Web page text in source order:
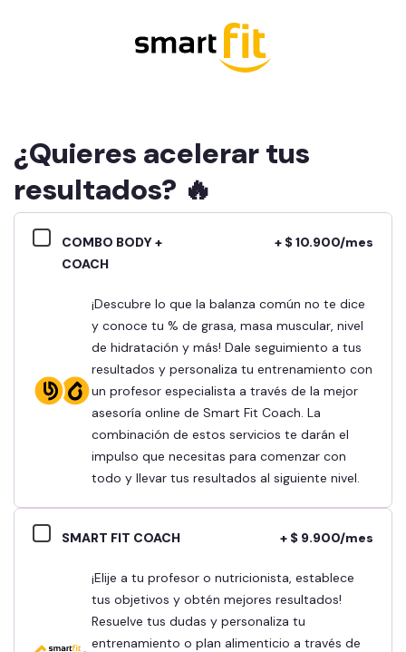
¿Quieres acelerar tus
resultados? 🔥
COMBO BODY +
COACH
+ $ 10.900/mes
¡Descubre lo que la balanza común no te dice
y conoce tu % de grasa, masa muscular, nivel
de hidratación y más! Dale seguimiento a tus
resultados y personaliza tu entrenamiento con
un profesor especialista a través de la mejor
asesoría online de Smart Fit Coach. La
combinación de estos servicios te darán el
impulso que necesitas para comenzar con
todo y llevar tus resultados al siguiente nivel.
SMART FIT COACH + $ 9.900/mes
¡Elije a tu profesor o nutricionista, establece
tus objetivos y obtén mejores resultados!
Resuelve tus dudas y personaliza tu
entrenamiento o plan alimenticio a través de